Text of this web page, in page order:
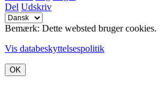
Del Udskriv
Bemærk: Dette websted bruger cookies.
Vis databeskyttelsespolitik
OK